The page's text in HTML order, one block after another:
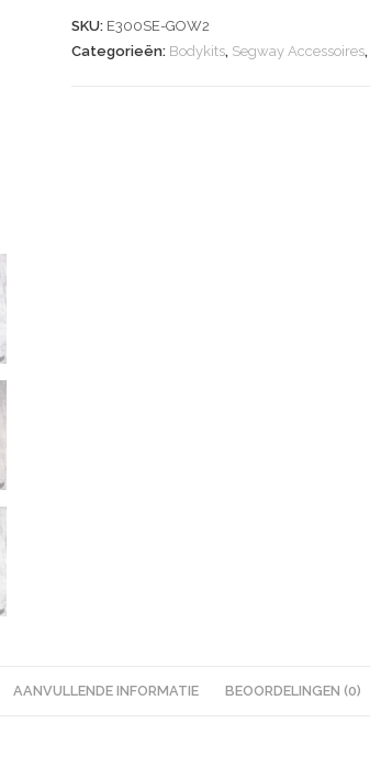
SKU: E300SE-GOW2
Categorieën: Bodykits, Segway Accessoires,
AANVULLENDE INFORMATIE BEOORDELINGEN (0)